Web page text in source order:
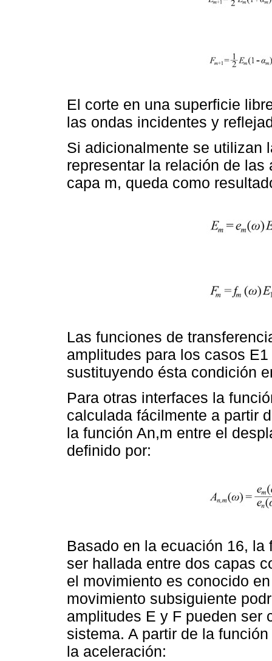
El corte en una superficie
las ondas incidentes y
Si adicionalmente se utilizan
representar la relación de
capa m, queda como
Las funciones de
amplitudes para los casos
sustituyendo ésta condición
Para otras interfaces la
calculada fácilmente a partir
la función An,m entre el
definido por:
Basado en la ecuación 16,
ser hallada entre dos capas
el movimiento es conocido
movimiento subsiguiente
amplitudes E y F pueden ser
sistema. A partir de la
la aceleración: